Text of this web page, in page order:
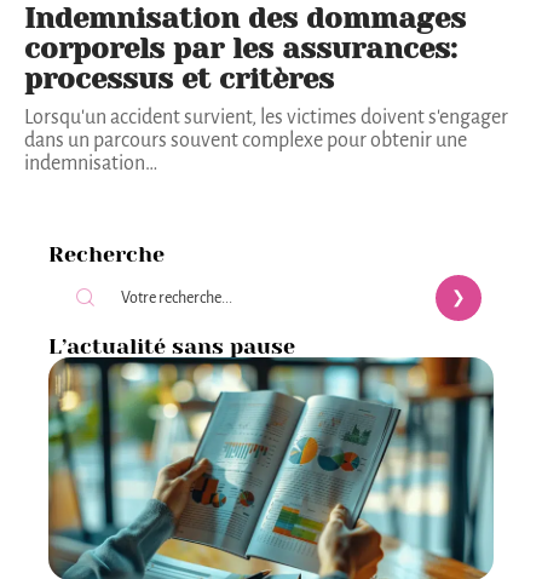
Indemnisation des dommages
corporels par les assurances:
processus et critères
Lorsqu'un accident survient, les victimes doivent s'engager
dans un parcours souvent complexe pour obtenir une
indemnisation…
Recherche
L’actualité sans pause